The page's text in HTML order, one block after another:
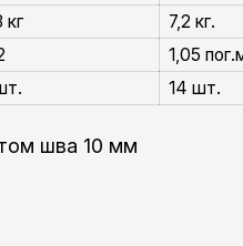
кг
7,2 кг.
1,05
14 шт.
шва 10 мм